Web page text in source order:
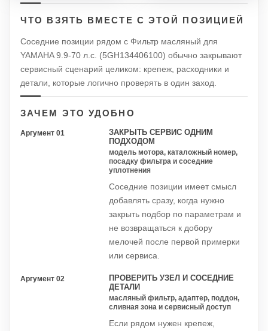
ЧТО ВЗЯТЬ ВМЕСТЕ С ЭТОЙ ПОЗИЦИЕЙ
Соседние позиции рядом с Фильтр масляный для
YAMAHA 9.9-70 л.с. (5GH134406100) обычно закрывают
сервисный сценарий целиком: крепеж, расходники и
детали, которые логично проверять в один заход.
ЗАЧЕМ ЭТО УДОБНО
Аргумент 01
ЗАКРЫТЬ СЕРВИС ОДНИМ
ПОДХОДОМ
модель мотора, каталожный номер,
посадку фильтра и соседние
уплотнения
Соседние позиции имеет смысл
добавлять сразу, когда нужно
закрыть подбор по параметрам и
не возвращаться к добору
мелочей после первой примерки
или сервиса.
Аргумент 02
ПРОВЕРИТЬ УЗЕЛ И СОСЕДНИЕ
ДЕТАЛИ
масляный фильтр, адаптер, поддон,
сливная зона и сервисный доступ
Если рядом нужен крепеж,